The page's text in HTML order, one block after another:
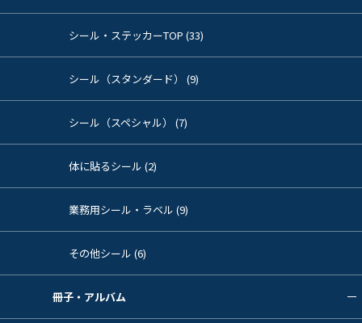
シール・ステッカーTOP (33)
シール（スタンダード） (9)
シール（スペシャル） (7)
体に貼るシール (2)
業務用シール・ラベル (9)
その他シール (6)
冊子・アルバム